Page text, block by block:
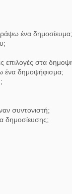
ένα δημοσίευμα;
επιλογές στα
ένα δημοψήφισμα;
συντονιστή;
δημοσίευσης;